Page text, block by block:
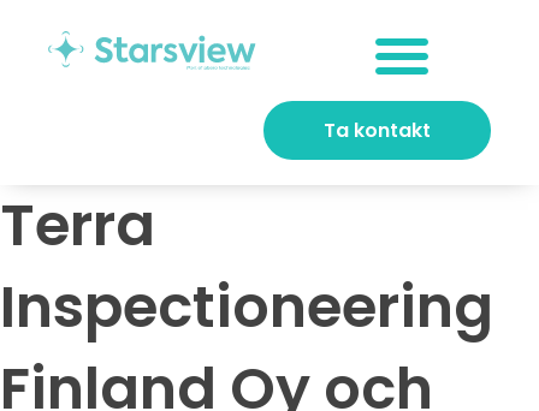
Ta kontakt
Terra
Inspectioneering
Finland Oy och